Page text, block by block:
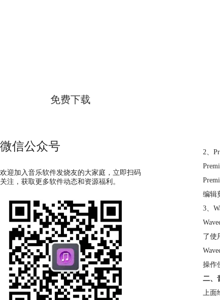
免费下载
微信公众号
欢迎加入音乐软件发烧友的大家庭，立即扫码
关注，获取更多软件动态和资源福利。
2、
编辑
3、
了使
操作
二、
上面